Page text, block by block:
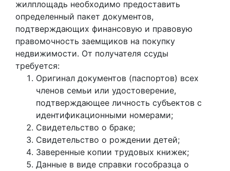
жилплощадь необходимо предоставить
определенный пакет документов,
подтверждающих финансовую и правовую
правомочность заемщиков на покупку
недвижимости. От получателя ссуды
требуется:
Оригинал документов (паспортов) всех
членов семьи или удостоверение,
подтверждающее личность субъектов с
идентификационными номерами;
Свидетельство о браке;
Свидетельство о рождении детей;
Заверенные копии трудовых книжек;
Данные в виде справки гособразца о